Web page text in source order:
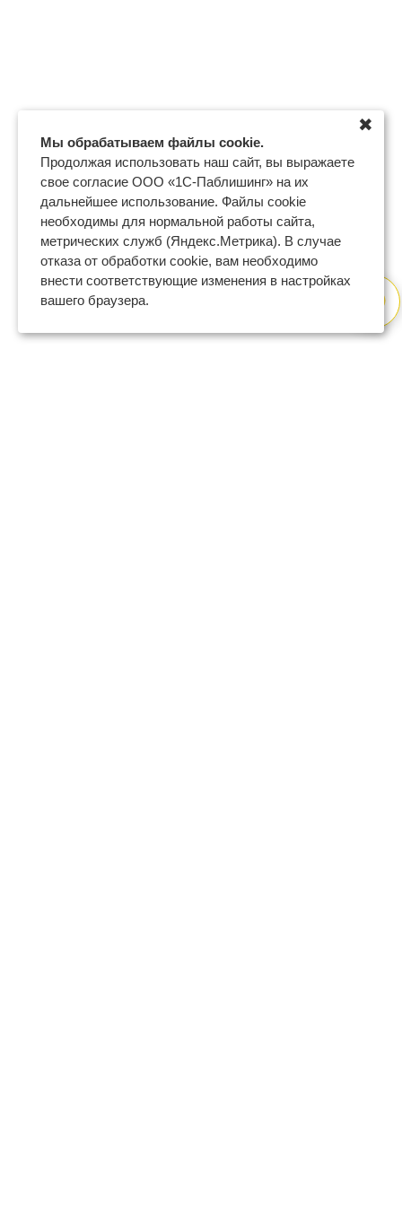
Мы обрабатываем файлы cookie.
Продолжая использовать наш сайт, вы выражаете
свое согласие ООО «1С-Паблишинг» на их
дальнейшее использование. Файлы cookie
необходимы для нормальной работы сайта,
метрических служб (Яндекс.Метрика). В случае
отказа от обработки cookie, вам необходимо
внести соответствующие изменения в настройках
вашего браузера.
✖